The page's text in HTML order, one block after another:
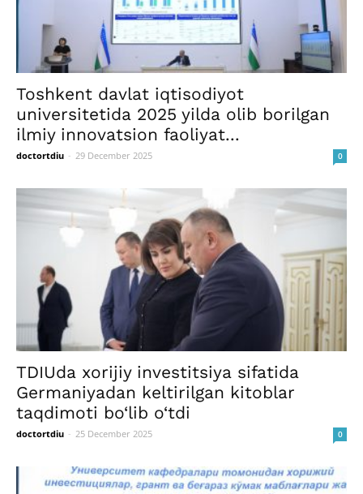
Toshkent davlat iqtisodiyot
universitetida 2025 yilda olib borilgan
ilmiy innovatsion faoliyat...
doctortdiu - 29 December 2025 0
TDIUda xorijiy investitsiya sifatida
Germaniyadan keltirilgan kitoblar
taqdimoti bo‘lib o‘tdi
doctortdiu - 25 December 2025 0